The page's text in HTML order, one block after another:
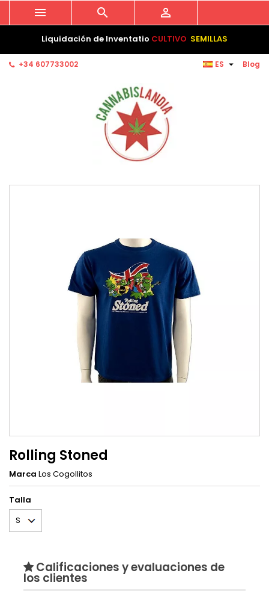
Liquidación de Inventatio CULTIVO SEMILLAS
Blog
+34 607733002 ES 
  
Rolling Stoned
Marca Los Cogollitos
Talla
Calificaciones y evaluaciones de
los clientes